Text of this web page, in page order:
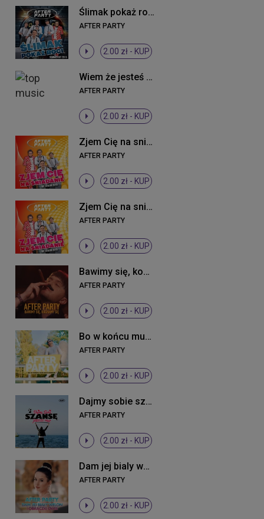
Ślimak pokaż rogi (Extended)
AFTER PARTY
2.00 zł - KUP
Wiem że jesteś (Oldschool 90's Remix)
AFTER PARTY
2.00 zł - KUP
Zjem Cię na sniadanie (Radio Edit)
AFTER PARTY
2.00 zł - KUP
Zjem Cię na sniadanie (Radio Edit)
AFTER PARTY
2.00 zł - KUP
Bawimy się, kochamy się
AFTER PARTY
2.00 zł - KUP
Bo w końcu musi być dobrze
AFTER PARTY
2.00 zł - KUP
Dajmy sobie szansę jeszcze raz
AFTER PARTY
2.00 zł - KUP
Dam jej bialy welon i obraczki dwie
AFTER PARTY
2.00 zł - KUP